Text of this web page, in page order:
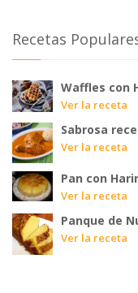
Recetas
Waffles con
Ver la receta
Sabrosa
Ver la receta
Pan con
Ver la receta
Panque de
Ver la receta